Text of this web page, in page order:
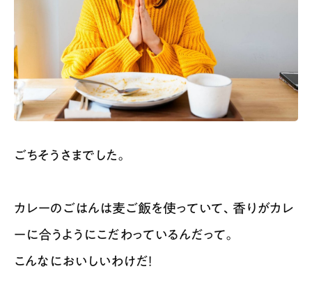
ごちそうさまでした。
カレーのごはんは麦ご飯を使っていて、香りがカレ
ーに合うようにこだわっているんだって。
こんなにおいしいわけだ！